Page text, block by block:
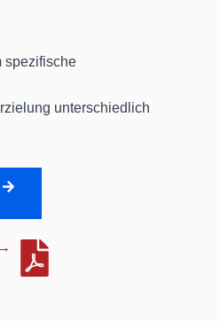
spezifische
unterschiedlich